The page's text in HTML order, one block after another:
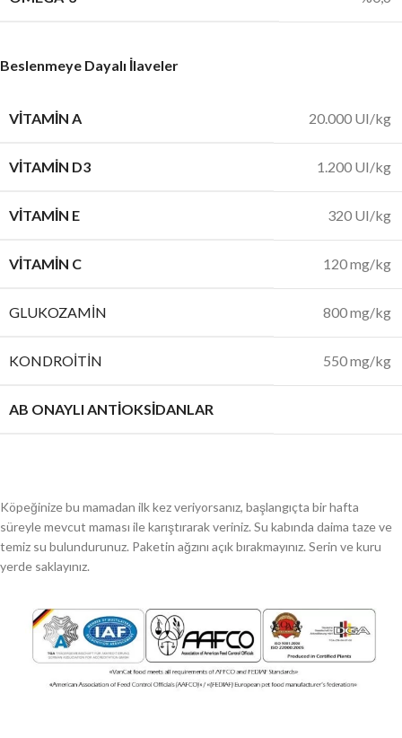
Beslenmeye Dayalı İlaveler
VITAMIN A 20.000 UI/kg
VITAMIN D3 1.200 UI/kg
VITAMIN E 320 UI/kg
VITAMIN C 120 mg/kg
GLUKOZAMIN 800 mg/kg
KONDROITIN 550 mg/kg
AB ONAYLI ANTIOKSIDANLAR
Köpeğinize bu mamadan ilk kez veriyorsanız, başlangıçta bir hafta
süreyle mevcut maması ile karıştırarak veriniz. Su kabında daima taze ve
temiz su bulundurunuz. Paketin ağzını açık bırakmayınız. Serin ve kuru
yerde saklayınız.